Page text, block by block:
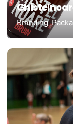
Branding